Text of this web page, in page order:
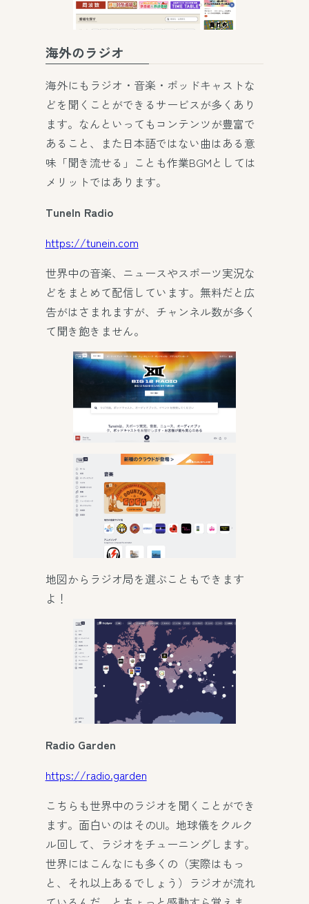
海外のラジオ
海外にもラジオ・音楽・ポッドキャストな
どを聞くことができるサービスが多くあり
ます。なんといってもコンテンツが豊富で
あること、また日本語ではない曲はある意
味「聞き流せる」ことも作業BGMとしては
メリットではあります。
TuneIn Radio
https://tunein.com
世界中の音楽、ニュースやスポーツ実況な
どをまとめて配信しています。無料だと広
告がはさまれますが、チャンネル数が多く
て聞き飽きません。
地図からラジオ局を選ぶこともできます
よ！
Radio Garden
https://radio.garden
こちらも世界中のラジオを聞くことができ
ます。面白いのはそのUI。地球儀をクルク
ル回して、ラジオをチューニングします。
世界にはこんなにも多くの（実際はもっ
と、それ以上あるでしょう）ラジオが流れ